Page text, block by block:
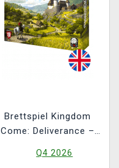
Brettspiel Kingdom
Come: Deliverance –
Q4 2026